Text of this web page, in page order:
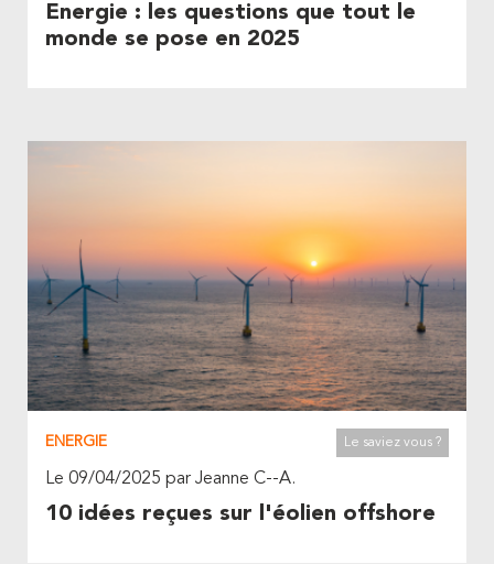
Energie : les questions que tout le
monde se pose en 2025
ENERGIE Le saviez vous ?
Le 09/04/2025 par Jeanne C--A.
10 idées reçues sur l'éolien offshore